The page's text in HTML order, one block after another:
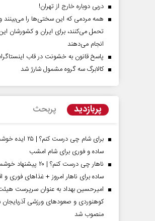
دربی دوباره خارج از تهران!
همه مردمی که این سختی‌ها را می‌بینند و
تحمل می‌کنند، برای ایران و کشورشان این
انجام می‌دهند
پاسخ قانون به خشونت در قاب
کالابرگ سه گروه مشمول شارژ شد
پربازدید پربحث
برای شام چی درست کنم؟ | ۲۵
ساده و فوری برای شام امشب
ناهار چی درست کنم؟ | ۲۰
ساده برای ناهار امروز + غذاهای فوری و
امیرحسین بهداد به عنوان سرپرست
کوهنوردی و صعودهای ورزشی
منصوب شد